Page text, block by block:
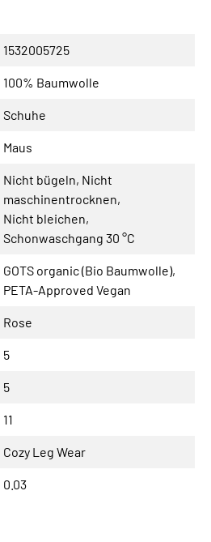
1532005725
100% Baumwolle
Schuhe
Maus
Nicht bügeln, Nicht
maschinentrocknen,
Nicht bleichen,
Schonwaschgang 30 °C
GOTS organic (Bio Baumwolle),
PETA-Approved Vegan
Rose
5
5
11
Cozy Leg Wear
0.03